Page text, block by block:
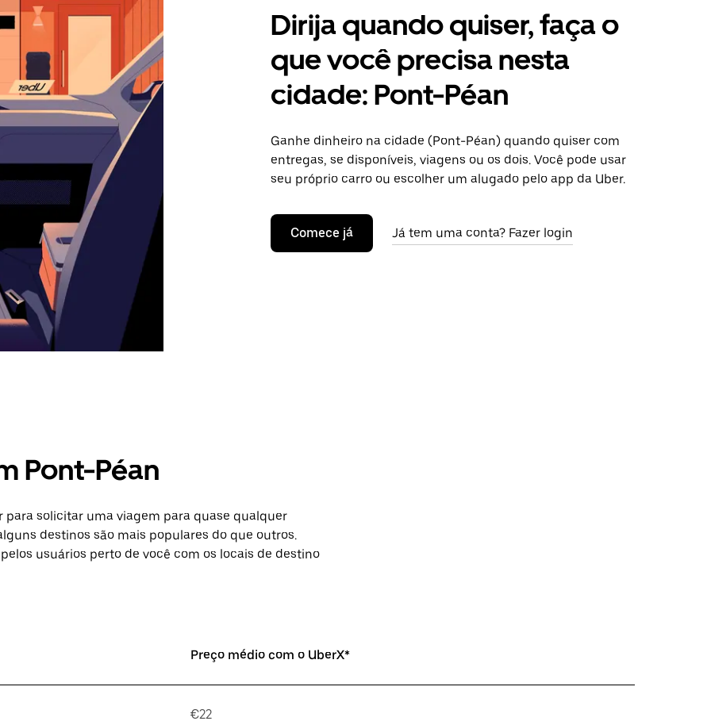
Dirija quando quiser, faça o
que você precisa nesta
cidade: Pont-Péan
Ganhe dinheiro na cidade (Pont-Péan) quando quiser com
entregas, se disponíveis, viagens ou os dois. Você pode usar
seu próprio carro ou escolher um alugado pelo app da Uber.
Comece já Já tem uma conta? Fazer login
Pont-Péan
para solicitar uma viagem para quase qualquer
destinos são mais populares do que outros.
usuários perto de você com os locais de destino
Preço médio com o UberX*
€22